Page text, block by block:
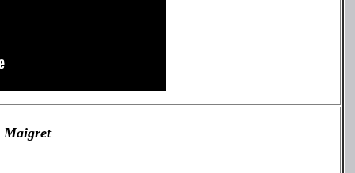
Maigret